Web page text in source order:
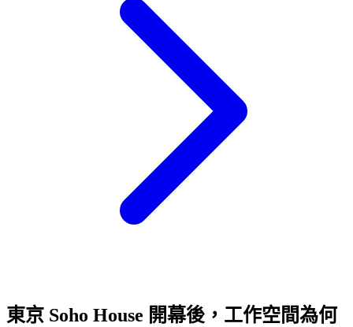
東京 Soho House 開幕後，工作空間為何